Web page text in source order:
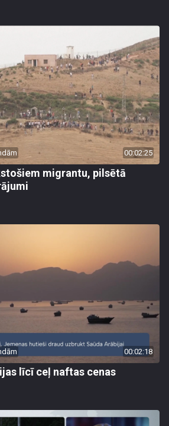
00:02:25
migrantu, pilsētā
00:02:18
līcī ceļ naftas cenas